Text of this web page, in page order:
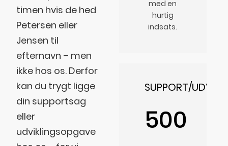
timen hvis de hed
Petersen eller
Jensen til
efternavn – men
ikke hos os. Derfor
kan du trygt ligge
din supportsag
eller
udviklingsopgave
med en
hurtig
indsats.
SUPPORT/
500